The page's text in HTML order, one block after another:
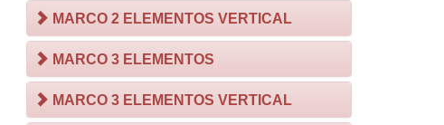
MARCO 2 ELEMENTOS VERTICAL
MARCO 3 ELEMENTOS
MARCO 3 ELEMENTOS VERTICAL